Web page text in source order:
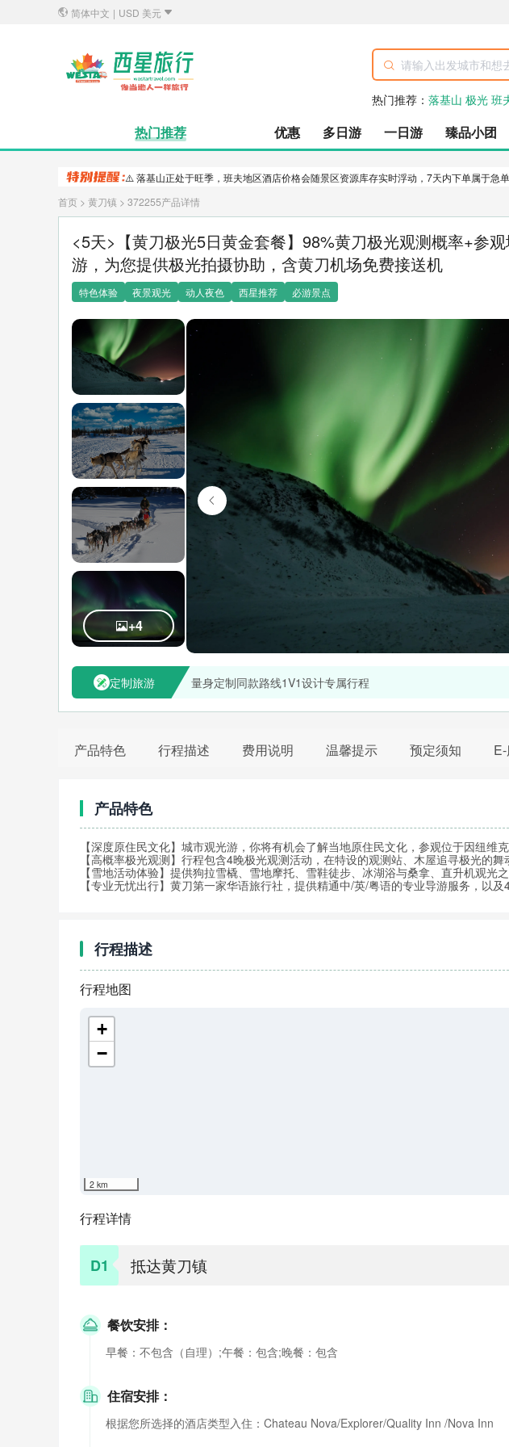
简体中文 | USD 美元
热门推荐：落基山极光班
热门推荐 优惠 多日游 一日游 臻品小团
⚠️ 落基山正处于旺季，班夫地区酒店价格会随景区资源库存实时浮动，7天内下单属于急
首页 > 黄刀镇 > 372255产品详情
<5天>【黄刀极光5日黄金套餐】98%黄刀极光观测概率+参
游，为您提供极光拍摄协助，含黄刀机场免费接送机
特色体验 夜景观光 动人夜色 西星推荐 必游景点
+4
定制旅游 量身定制同款路线1V1设计专属行程
产品特色 行程描述 费用说明 温馨提示 预定须知
产品特色
【深度原住民文化】城市观光游，你将有机会了解当地原住民文化，参观位于因纽维
【高概率极光观测】行程包含4晚极光观测活动，在特设的观测站、木屋追寻极光的舞
【雪地活动体验】提供狗拉雪橇、雪地摩托、雪鞋徒步、冰湖浴与桑拿、直升机观光
【专业无忧出行】黄刀第一家华语旅行社，提供精通中/英/粤语的专业导游服务，以及
行程描述
行程地图
+
−
2 km
行程详情
D1 抵达黄刀镇
餐饮安排：
早餐：不包含（自理）;午餐：包含;晚餐：包含
住宿安排：
根据您所选择的酒店类型入住：Chateau Nova/Explorer/Quality Inn /Nova Inn